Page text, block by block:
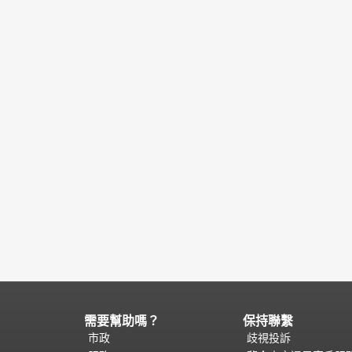
頁
面
需要幫助嗎？
市政
保持聯繫
歧視投訴